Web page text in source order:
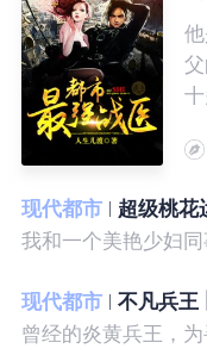
现代都市
超级桃花
现代都市
不凡兵王